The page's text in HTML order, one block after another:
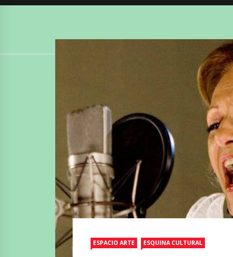
ESPACIO ARTE ESQUINA CULTURAL